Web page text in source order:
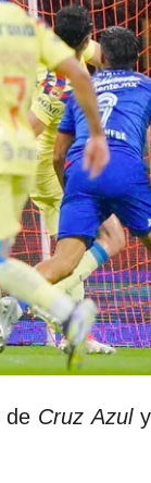
de Cruz Azuly